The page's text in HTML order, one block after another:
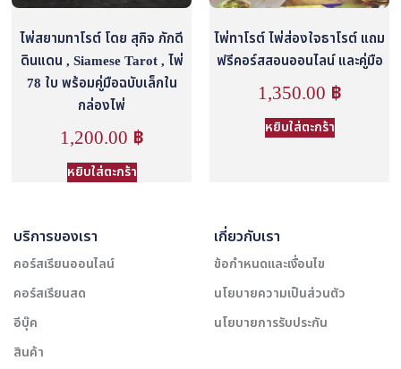
ไพ่สยามทาโรต์ โดย สุกิจ ภักดี
ดินแดน , Siamese Tarot , ไพ่
78 ใบ พร้อมคู่มือฉบับเล็กใน
กล่องไพ่
1,200.00 ฿
หยิบใส่ตะกร้า
ไพ่ทาโรต์ ไพ่ส่องใจธาโรต์ แถม
ฟรีคอร์สสอนออนไลน์ และคู่มือ
1,350.00 ฿
หยิบใส่ตะกร้า
บริการของเรา
คอร์สเรียนออนไลน์
คอร์สเรียนสด
อีบุ๊ค
สินค้า
เกี่ยวกับเรา
ข้อกำหนดและเงื่อนไข
นโยบายความเป็นส่วนตัว
นโยบายการรับประกัน